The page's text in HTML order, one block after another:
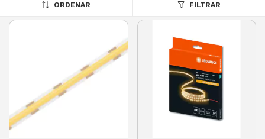
ORDENAR FILTRAR